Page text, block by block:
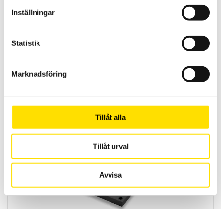
Inställningar
Statistik
Marknadsföring
Tillåt alla
Tillåt urval
Avvisa
Cone Probe från Mecmesin för tryck och punkteringstester, används